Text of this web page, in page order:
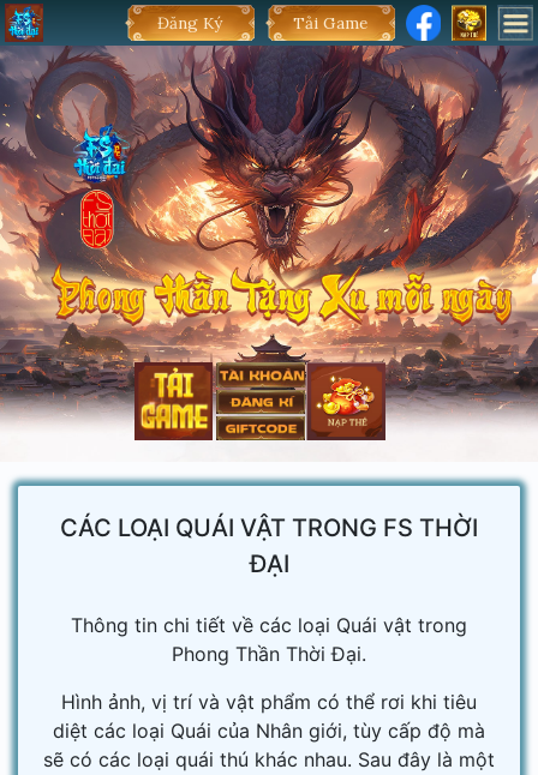
Đăng Ký Tải Game
CÁC LOẠI QUÁI VẬT TRONG FS THỜI
ĐẠI
Thông tin chi tiết về các loại Quái vật trong
Phong Thần Thời Đại.
Hình ảnh, vị trí và vật phẩm có thể rơi khi tiêu
diệt các loại Quái của Nhân giới, tùy cấp độ mà
sẽ có các loại quái thú khác nhau. Sau đây là một